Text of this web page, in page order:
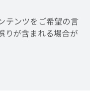
テンツをご希望の言
りが含まれる場合が